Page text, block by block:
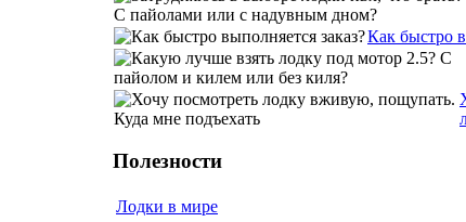
Как быстро
Полезности
Лодки в мире